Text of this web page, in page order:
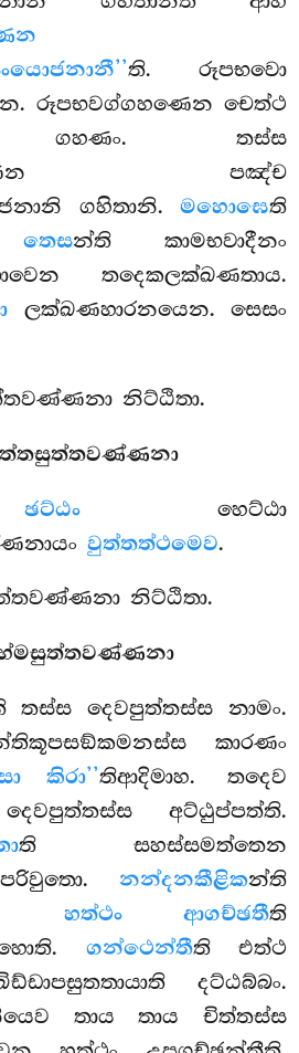
ති. රූපභවො
රූපභවග්ගහණෙන චෙත්ථ
ගහණං. තස්ස
පඤ්ච
ගහිතානි. මහොඝෙති
තෙසන්ති කාමභවාදීනං
තදෙකලක්ඛණතාය.
ලක්ඛණහාරනයෙන. සෙසං
නිට්ඨිතා.
ඡට්ඨංහෙට්ඨා
වුත්තත්ථමෙව.
නිට්ඨිතා.
තස්ස දෙවපුත්තස්ස නාමං.
කාරණං
කිරා’’තිආදිමාහ. තදෙව
අට්ඨුප්පත්ති.
ති සහස්සමත්තෙන
පරිවුතො. නන්දනකීළිකන්ති
හත්ථං ආගච්ඡතීති
ගන්ථෙන්තීති එත්ථ
දට්ඨබ්බං.
තාය තාය චිත්තස්ස